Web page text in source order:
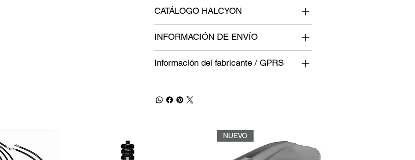
CATÁLOGO HALCYON
INFORMACIÓN DE ENVÍO
Información del fabricante / GPRS
NUEVO